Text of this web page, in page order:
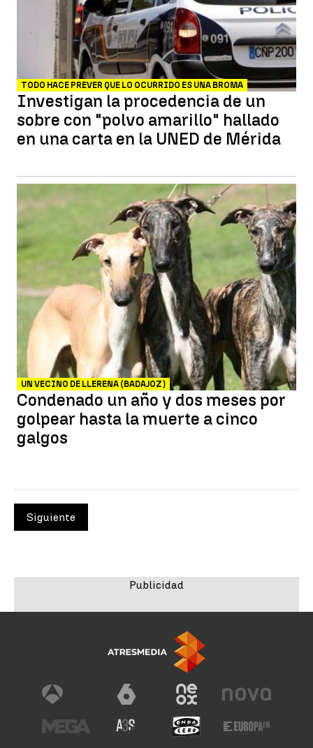
TODO HACE PREVER QUE LO OCURRIDO ES UNA BROMA
Investigan la procedencia de un
sobre con "polvo amarillo" hallado
en una carta en la UNED de Mérida
UN VECINO DE LLERENA (BADAJOZ)
Condenado un año y dos meses por
golpear hasta la muerte a cinco
galgos
Siguiente